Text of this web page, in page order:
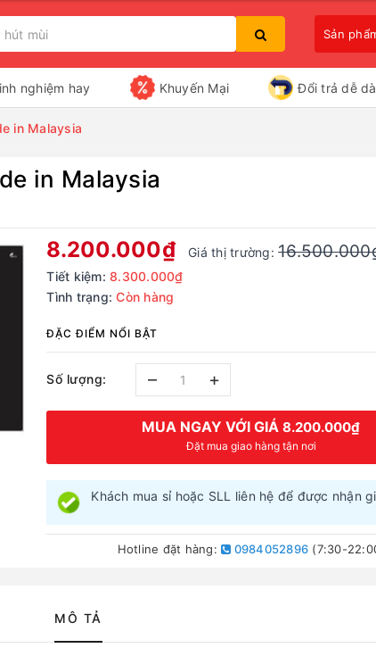
Sản
nghiệm hay Khuyến Mại Đổi trả dễ
in Malaysia
in Malaysia
8.200.000₫ Giá thị trường:
Tiết kiệm:8.300.000₫
Tình trạng: Còn hàng
ĐẶC ĐIỂM NỔI BẬT
Số lượng: – +
MUA NGAY VỚI GIÁ8.200.000₫
Đặt mua giao hàng tận nơi
Khách mua sỉ hoặc SLL liên hệ để được nhận
Hotline đặt hàng: 0984052896 (7:30-
MÔ TẢ